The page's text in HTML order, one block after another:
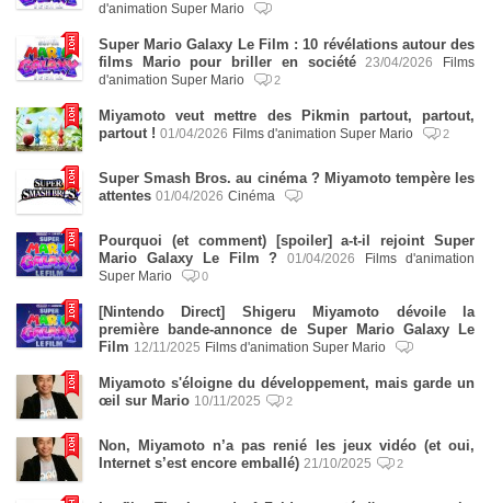
d'animation Super Mario
Super Mario Galaxy Le Film : 10 révélations autour des
films Mario pour briller en société
23/04/2026
Films
d'animation Super Mario
2
Miyamoto veut mettre des Pikmin partout, partout,
partout ! 01/04/2026 Films d'animation Super Mario 2
Super Smash Bros. au cinéma ? Miyamoto tempère les
attentes 01/04/2026 Cinéma
Pourquoi (et comment) [spoiler] a-t-il rejoint Super
Mario Galaxy Le Film ?
01/04/2026
Films d'animation
Super Mario
0
[Nintendo Direct] Shigeru Miyamoto dévoile la
première bande-annonce de Super Mario Galaxy Le
Film 12/11/2025 Films d'animation Super Mario
Miyamoto s'éloigne du développement, mais garde un
œil sur Mario 10/11/2025 2
Non, Miyamoto n’a pas renié les jeux vidéo (et oui,
Internet s’est encore emballé) 21/10/2025 2